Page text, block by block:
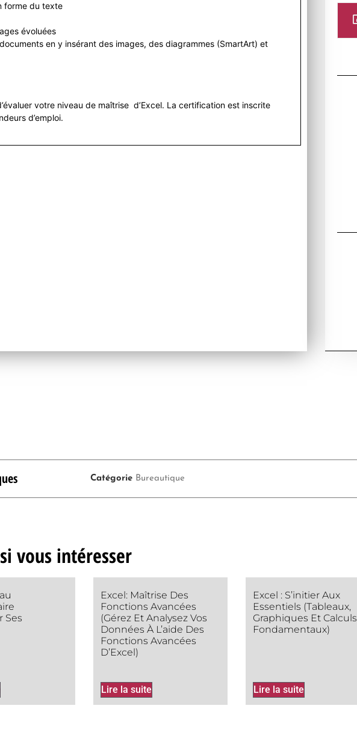
forme du texte
évoluées
en y insérant des images, des diagrammes (SmartArt) et
votre niveau de maîtrise d’Excel. La certification est inscrite
d’emploi.
Catégorie Bureautique
vous intéresser
Ses
Excel: Maîtrise Des
Fonctions Avancées
(Gérez Et Analysez Vos
Données À L’aide Des
Fonctions Avancées
D’Excel)
Lire la suite
Excel : S’initier Aux
Essentiels (tableaux,
Graphiques Et Calculs
Fondamentaux)
Lire la suite